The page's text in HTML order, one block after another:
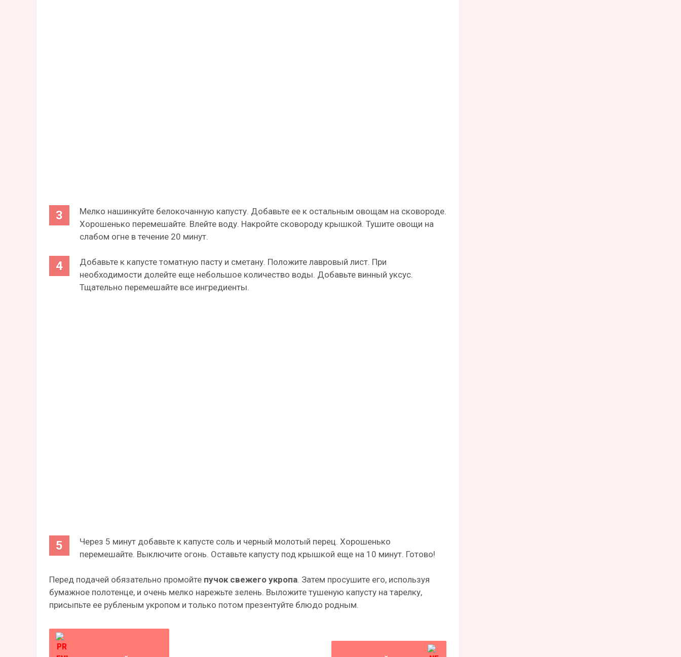
Мелко нашинкуйте белокочанную капусту. Добавьте ее к остальным овощам на сковороде.
Хорошенько перемешайте. Влейте воду. Накройте сковороду крышкой. Тушите овощи на
слабом огне в течение 20 минут.
Добавьте к капусте томатную пасту и сметану. Положите лавровый лист. При
необходимости долейте еще небольшое количество воды. Добавьте винный уксус.
Тщательно перемешайте все ингредиенты.
Через 5 минут добавьте к капусте соль и черный молотый перец. Хорошенько
перемешайте. Выключите огонь. Оставьте капусту под крышкой еще на 10 минут. Готово!
Перед подачей обязательно промойте пучок свежего укропа. Затем просушите его, используя
бумажное полотенце, и очень мелко нарежьте зелень. Выложите тушеную капусту на тарелку,
присыпьте ее рубленым укропом и только потом презентуйте блюдо родным.